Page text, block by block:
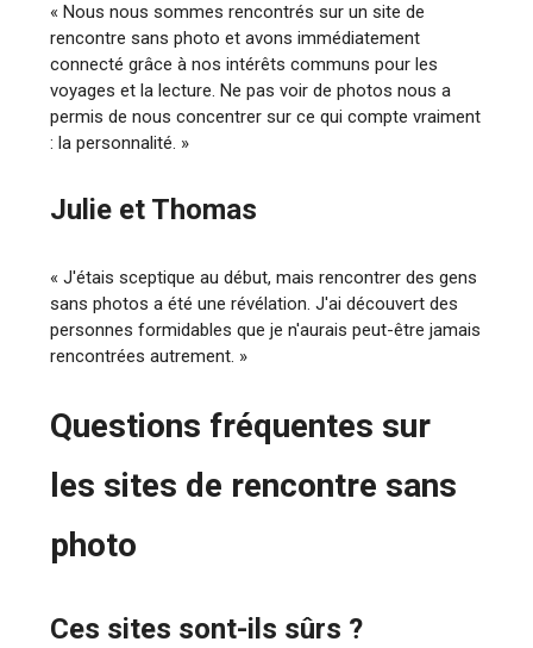
« Nous nous sommes rencontrés sur un site de
rencontre sans photo et avons immédiatement
connecté grâce à nos intérêts communs pour les
voyages et la lecture. Ne pas voir de photos nous a
permis de nous concentrer sur ce qui compte vraiment
: la personnalité. »
Julie et Thomas
« J'étais sceptique au début, mais rencontrer des gens
sans photos a été une révélation. J'ai découvert des
personnes formidables que je n'aurais peut-être jamais
rencontrées autrement. »
Questions fréquentes sur
les sites de rencontre sans
photo
Ces sites sont-ils sûrs ?